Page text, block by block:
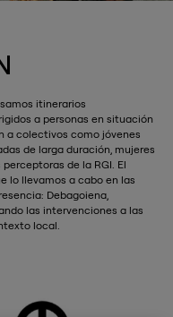
itinerarios
a personas en situación
a colectivos como jóvenes
de larga duración, mujeres
de la RGI. El
lo llevamos a cabo en las
Debagoiena,
las intervenciones a las
local.